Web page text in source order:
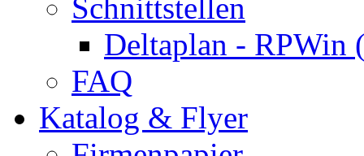
Schnittstellen
Deltaplan - RPWin
FAQ
Katalog & Flyer